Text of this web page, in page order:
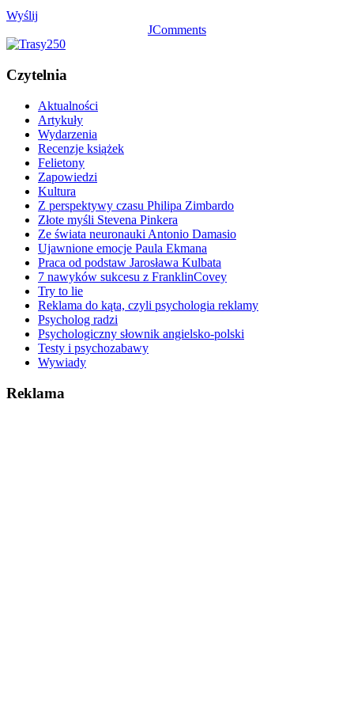
Wyślij
JComments
Czytelnia
Aktualności
Artykuły
Wydarzenia
Recenzje książek
Felietony
Zapowiedzi
Kultura
Z perspektywy czasu Philipa Zimbardo
Złote myśli Stevena Pinkera
Ze świata neuronauki Antonio Damasio
Ujawnione emocje Paula Ekmana
Praca od podstaw Jarosława Kulbata
7 nawyków sukcesu z FranklinCovey
Try to lie
Reklama do kąta, czyli psychologia reklamy
Psycholog radzi
Psychologiczny słownik angielsko-polski
Testy i psychozabawy
Wywiady
Reklama